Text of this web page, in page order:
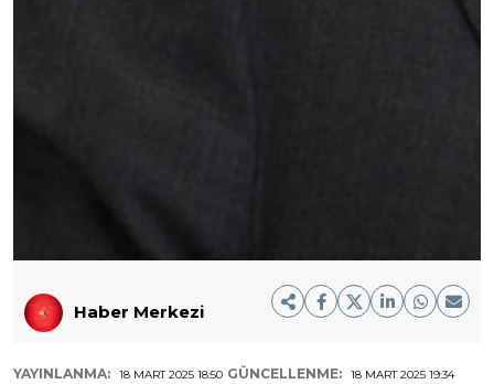
Haber Merkezi
YAYINLANMA: 18 MART 2025 18:50 GÜNCELLENME: 18 MART 2025 19:34